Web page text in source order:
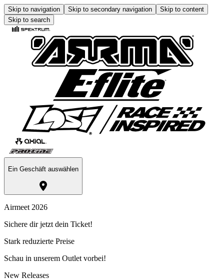
Skip to navigation Skip to secondary navigation
Skip to content
Skip to search
Ein Geschäft auswählen
Airmeet 2026
Sichere dir jetzt dein Ticket!
Stark reduzierte Preise
Schau in unserem Outlet vorbei!
New Releases